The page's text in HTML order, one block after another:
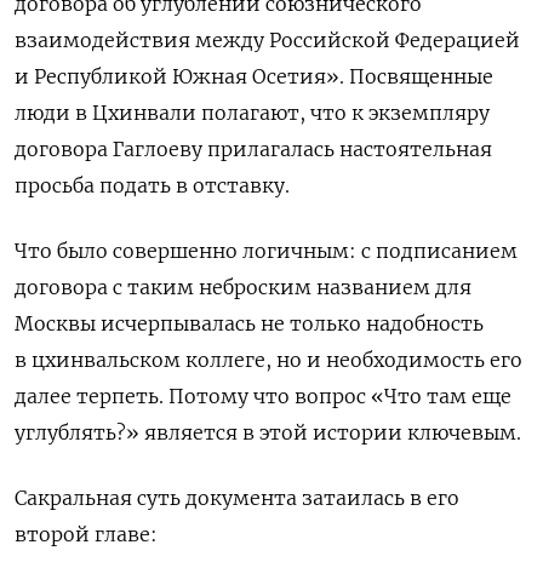
взаимодействия между Российской Федерацией
и Республикой Южная Осетия». Посвященные
люди в Цхинвали полагают, что к экземпляру
договора Гаглоеву прилагалась настоятельная
просьба подать в отставку.
Что было совершенно логичным: с подписанием
договора с таким неброским названием для
Москвы исчерпывалась не только надобность
в цхинвальском коллеге, но и необходимость его
далее терпеть. Потому что вопрос «Что там еще
углублять?» является в этой истории ключевым.
Сакральная суть документа затаилась в его
второй главе: